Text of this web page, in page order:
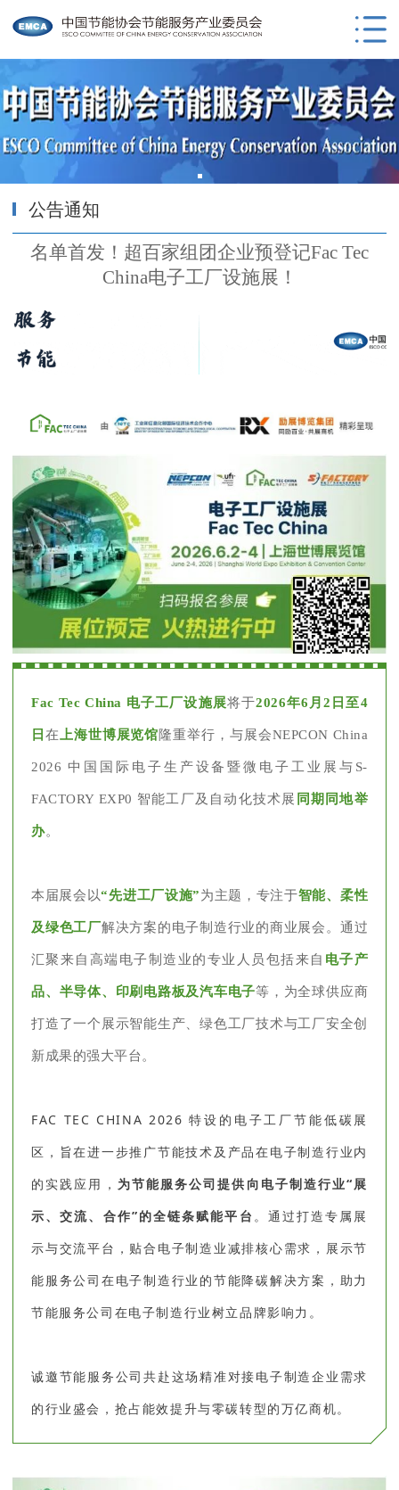
公告通知
名单首发！超百家组团企业预登记Fac Tec
China电子工厂设施展！
Fac Tec China 电子工厂设施展将于2026年6月2日至4
日 在上海世博展览馆隆重举行，与展会NEPCON China
2026 中国国际电子生产设备暨微电子工业展与S-
FACTORY EXP0 智能工厂及自动化技术展 同期同地举
办。
本届展会以“先进工厂设施”为主题，专注于智能、柔性
及绿色工厂解决方案的电子制造行业的商业展会。通过
汇聚来自高端电子制造业的专业人员包括来自 电子产
品、半导体、印刷电路板及汽车电子等，为全球供应商
打造了一个展示智能生产、绿色工厂技术与工厂安全创
新成果的强大平台。
FAC TEC CHINA 2026 特设的电子工厂节能低碳展
区，旨在进一步推广节能技术及产品在电子制造行业内
的实践应用， 为节能服务公司提供向电子制造行业“展
示、交流、合作”的全链条赋能平台 。通过打造专属展
示与交流平台，贴合电子制造业减排核心需求，展示节
能服务公司在电子制造行业的节能降碳解决方案，助力
节能服务公司在电子制造行业树立品牌影响力。
诚邀节能服务公司共赴这场精准对接电子制造企业需求
的行业盛会，抢占能效提升与零碳转型的万亿商机。